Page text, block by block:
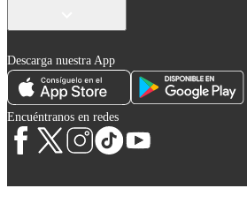
Descarga nuestra App
Encuéntranos en redes